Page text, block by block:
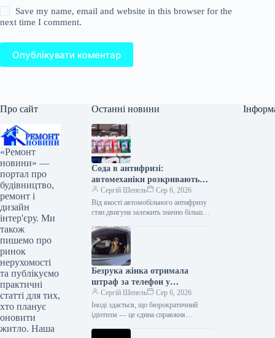
Save my name, email and website in this browser for the
next time I comment.
Опублікувати коментар
Про сайт
«Ремонт
новини» —
портал про
будівництво,
ремонт і
дизайн
інтер'єру. Ми
також
пишемо про
ринок
нерухомості
та публікуємо
практичні
статті для тих,
хто планує
оновити
житло. Наша
Останні новини
Сода в антифризі:
автомеханіки розкривають
секрет гаражних хитрощів
Сергій Шепель
Сер 6, 2026
Від якості автомобільного антифризу
стан двигуна залежить значно більше,
стосується як лютих зимових…
Безрука жінка отримала
штраф за телефон у
неіснуючій руці
Сергій Шепель
Сер 6, 2026
Іноді здається, що бюрократичний
ідіотизм — це єдина справжня